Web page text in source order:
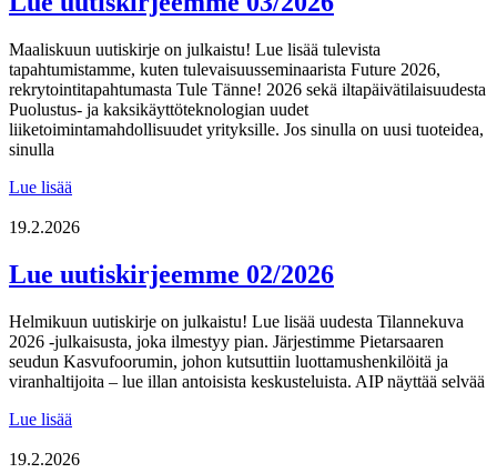
Maaliskuun uutiskirje on julkaistu! Lue lisää tulevista
tapahtumistamme, kuten tulevaisuusseminaarista Future 2026,
rekrytointitapahtumasta Tule Tänne! 2026 sekä iltapäivätilaisuudesta
Puolustus- ja kaksikäyttöteknologian uudet
liiketoimintamahdollisuudet yrityksille. Jos sinulla on uusi tuoteidea,
sinulla
Lue lisää
03/2026
19.2.2026
Lue uutiskirjeemme 02/2026
Helmikuun uutiskirje on julkaistu! Lue lisää uudesta Tilannekuva
2026 -julkaisusta, joka ilmestyy pian. Järjestimme Pietarsaaren
seudun Kasvufoorumin, johon kutsuttiin luottamushenkilöitä ja
viranhaltijoita – lue illan antoisista keskusteluista. AIP näyttää selvää
Lue lisää
02/2026
19.2.2026